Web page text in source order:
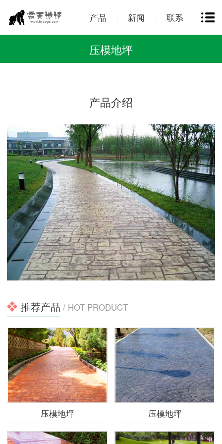
产品 新闻 联系
压模地坪
产品介绍
推荐产品 / HOT PRODUCT
压模地坪 压模地坪